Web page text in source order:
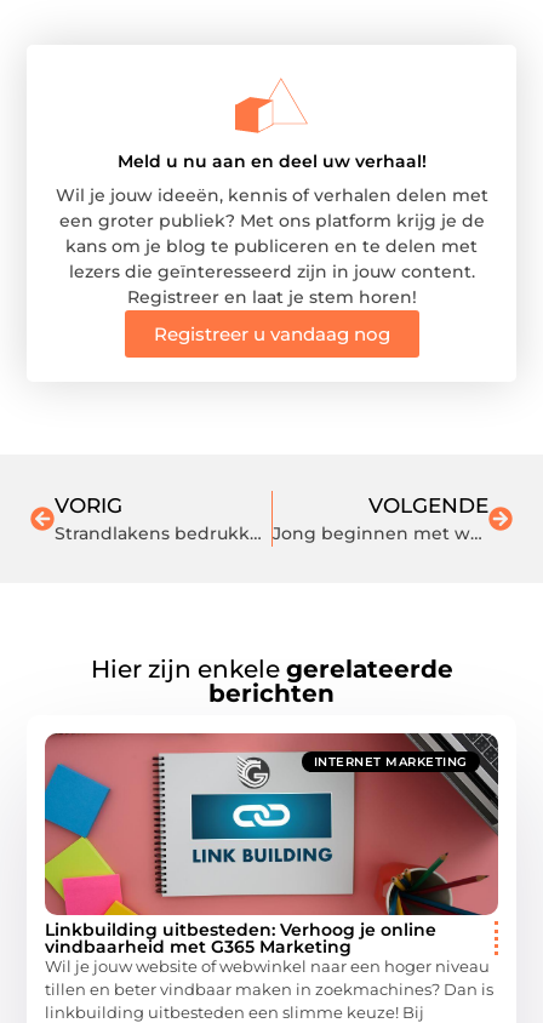
Meld u nu aan en deel uw verhaal!
Wil je jouw ideeën, kennis of verhalen delen met
een groter publiek? Met ons platform krijg je de
kans om je blog te publiceren en te delen met
lezers die geïnteresseerd zijn in jouw content.
Registreer en laat je stem horen!
Registreer u vandaag nog
VORIG
Strandlakens bedrukken voor je sportclub of vereniging – een blijvend aandenken voor elk lid
VOLGENDE
Jong beginnen met werk dat ertoe doet
Hier zijn enkele gerelateerde
berichten
INTERNET MARKETING
Linkbuilding uitbesteden: Verhoog je online
vindbaarheid met G365 Marketing
Wil je jouw website of webwinkel naar een hoger niveau
tillen en beter vindbaar maken in zoekmachines? Dan is
linkbuilding uitbesteden een slimme keuze! Bij